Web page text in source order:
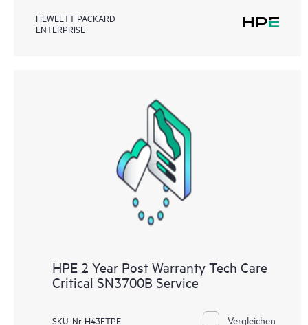
HEWLETT PACKARD
ENTERPRISE
HPE 2 Year Post Warranty Tech Care
Critical SN3700B Service
SKU-Nr. H43FTPE Vergleichen